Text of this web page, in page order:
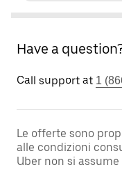
Have a
Call support at 1
Le offerte sono
alle condizioni
Uber non si